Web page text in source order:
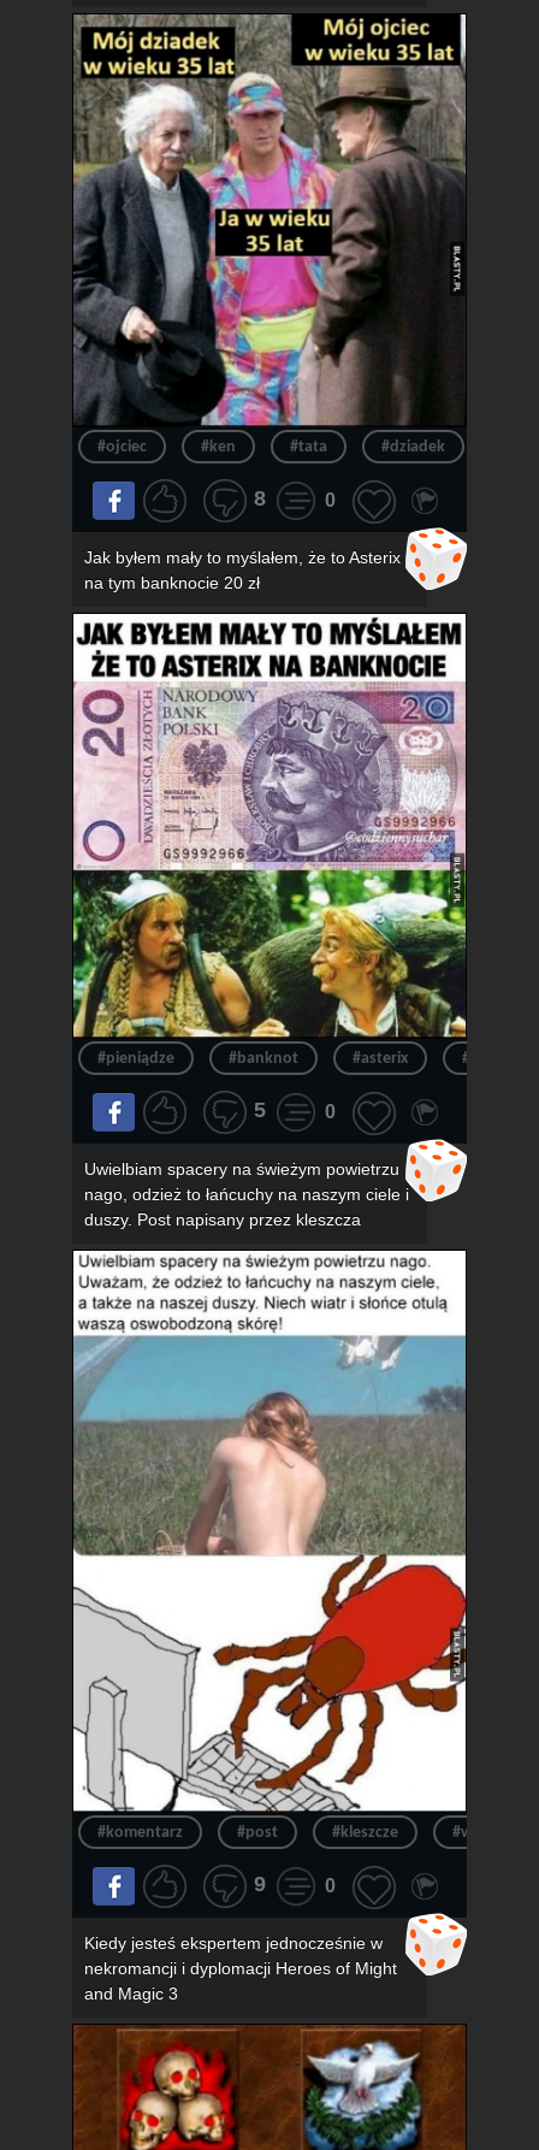
#ojciec #ken #tata #dziadek
8 0
Jak byłem mały to myślałem, że to Asterix
na tym banknocie 20 zł
#pieniądze #banknot #asterix #pieniądz
5 0
Uwielbiam spacery na świeżym powietrzu
nago, odzież to łańcuchy na naszym ciele i
duszy. Post napisany przez kleszcza
#komentarz #post #kleszcze #wpis
9 0
Kiedy jesteś ekspertem jednocześnie w
nekromancji i dyplomacji Heroes of Might
and Magic 3